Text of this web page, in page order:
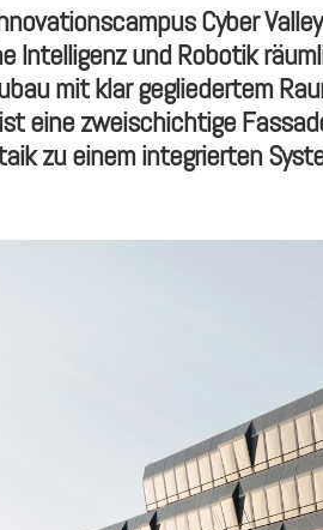
Cyber
Intelligenz und Robotik
mit klar gegliedertem
eine zweischichtige
zu einem integrierten